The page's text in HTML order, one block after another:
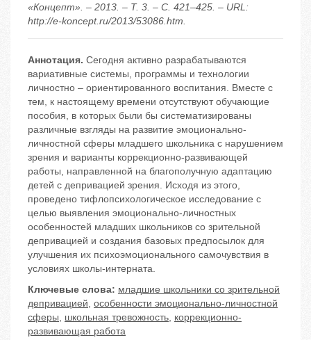
«Концепт». – 2013. – Т. 3. – С. 421–425. – URL:
http://e-koncept.ru/2013/53086.htm.
Аннотация. Сегодня активно разрабатываются
вариативные системы, программы и технологии
личностно – ориентированного воспитания. Вместе с
тем, к настоящему времени отсутствуют обучающие
пособия, в которых были бы систематизированы
различные взгляды на развитие эмоционально-
личностной сферы младшего школьника с нарушением
зрения и варианты коррекционно-развивающей
работы, направленной на благополучную адаптацию
детей с депривацией зрения. Исходя из этого,
проведено тифлопсихологическое исследование с
целью выявления эмоционально-личностных
особенностей младших школьников со зрительной
депривацией и создания базовых предпосылок для
улучшения их психоэмоционального самочувствия в
условиях школы-интерната.
Ключевые слова: младшие школьники со зрительной
депривацией, особенности эмоционально-личностной
сферы, школьная тревожность, коррекционно-
развивающая работа